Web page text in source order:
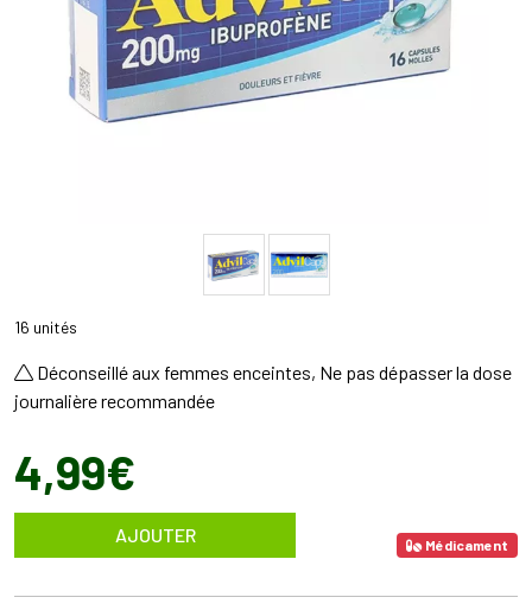
16 unités
Déconseillé aux femmes enceintes, Ne pas dépasser la dose
journalière recommandée
4,99€
AJOUTER Médicament